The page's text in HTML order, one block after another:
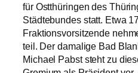
für Ostthüringen des
Städtebundes statt. Etwa
Fraktionsvorsitzende
teil. Der damalige Bad
Michael Pabst steht zu